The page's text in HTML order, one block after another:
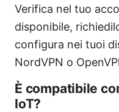
Verifica nel tuo
disponibile,
configura nei tuoi
NordVPN o
È compatibile
IoT?